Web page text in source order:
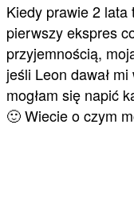
Kiedy prawie 2 lata
pierwszy ekspres
przyjemnością,
jeśli Leon dawał
mogłam się napić
🙂 Wiecie o czym